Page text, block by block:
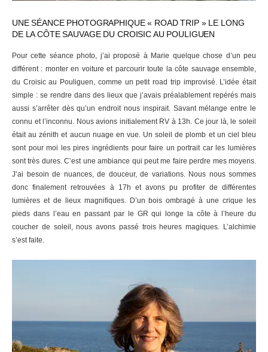
UNE SÉANCE PHOTOGRAPHIQUE « ROAD TRIP » LE LONG
DE LA CÔTE SAUVAGE DU CROISIC AU POULIGUEN
Pour cette séance photo, j’ai proposé à Marie quelque chose d’un peu
différent : monter en voiture et parcourir toute la côte sauvage ensemble,
du Croisic au Pouliguen, comme un petit road trip improvisé. L’idée était
simple : se rendre dans des lieux que j’avais préalablement repérés mais
aussi s’arrêter dès qu’un endroit nous inspirait. Savant mélange entre le
connu et l’inconnu. Nous avions initialement RV à 13h. Ce jour là, le soleil
était au zénith et aucun nuage en vue. Un soleil de plomb et un ciel bleu
sont pour moi les pires ingrédients pour faire un portrait car les lumières
sont très dures. C’est une ambiance qui peut me faire perdre mes moyens.
J’ai besoin de nuances, de douceur, de variations. Nous nous sommes
donc finalement retrouvées à 17h et avons pu profiter de différentes
lumières et de lieux magnifiques. D’un bois ombragé à une crique les
pieds dans l’eau en passant par le GR qui longe la côte à l’heure du
coucher de soleil, nous avons passé trois heures magiques. L’alchimie
s’est faite.